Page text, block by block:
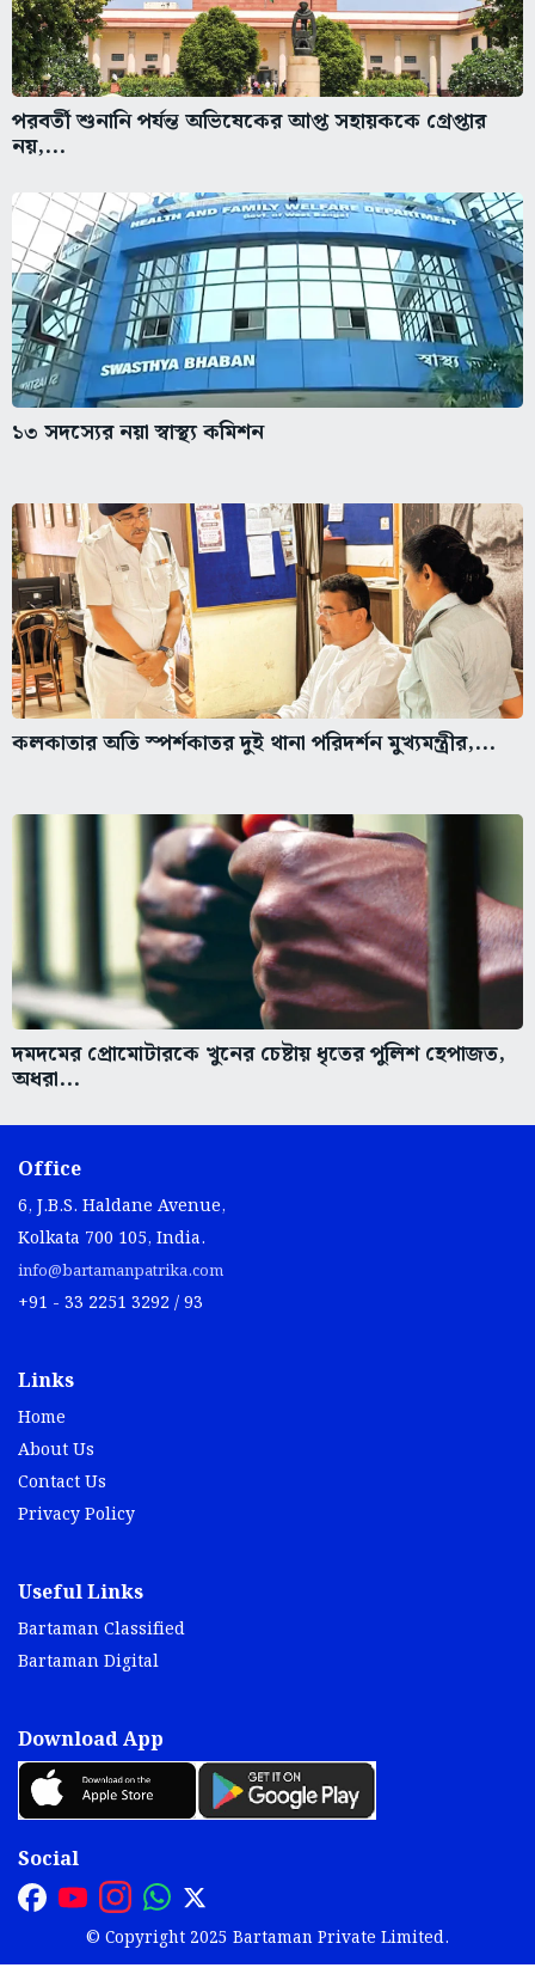
পরবর্তী শুনানি পর্যন্ত অভিষেকের আপ্ত সহায়ককে গ্রেপ্তার
নয়,...
১৩ সদস্যের নয়া স্বাস্থ্য কমিশন
কলকাতার অতি স্পর্শকাতর দুই থানা পরিদর্শন মুখ্যমন্ত্রীর,...
দমদমের প্রোমোটারকে খুনের চেষ্টায় ধৃতের পুলিশ হেপাজত,
অধরা...
Office
6, J.B.S. Haldane Avenue,
Kolkata 700 105, India.
info@bartamanpatrika.com
+91 - 33 2251 3292 / 93
Links
Home
About Us
Contact Us
Privacy Policy
Useful Links
Bartaman Classified
Bartaman Digital
Download App
Social
© Copyright 2025 Bartaman Private Limited.